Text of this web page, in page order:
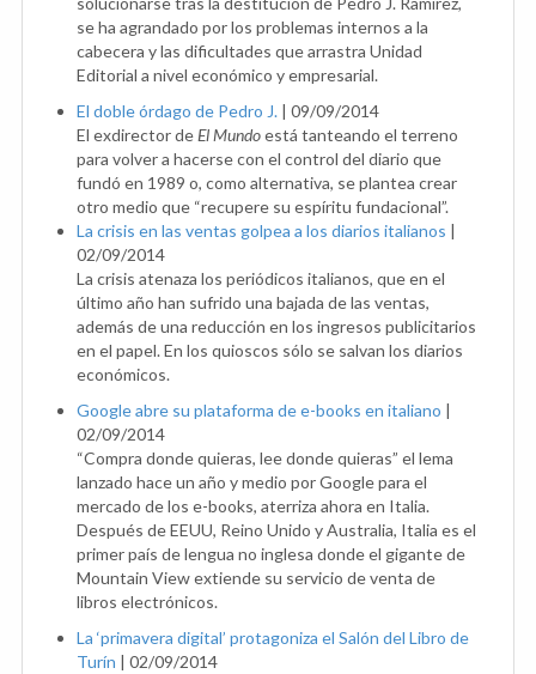
se ha agrandado por los problemas internos a la
cabecera y las dificultades que arrastra Unidad
Editorial a nivel económico y empresarial.
El doble órdago de Pedro J. | 09/09/2014
El exdirector deEl Mundoestá tanteando el terreno
para volver a hacerse con el control del diario que
fundó en 1989 o, como alternativa, se plantea crear
otro medio que “recupere su espíritu fundacional”.
La crisis en las ventas golpea a los diarios italianos |
02/09/2014
La crisis atenaza los periódicos italianos, que en el
último año han sufrido una bajada de las ventas,
además de una reducción en los ingresos publicitarios
en el papel. En los quioscos sólo se salvan los diarios
económicos.
Google abre su plataforma de e-books en italiano |
02/09/2014
“Compra donde quieras, lee donde quieras” el lema
lanzado hace un año y medio por Google para el
mercado de los e-books, aterriza ahora en Italia.
Después de EEUU, Reino Unido y Australia, Italia es el
primer país de lengua no inglesa donde el gigante de
Mountain View extiende su servicio de venta de
libros electrónicos.
La ‘primavera digital’ protagoniza el Salón del Libro de
Turín | 02/09/2014